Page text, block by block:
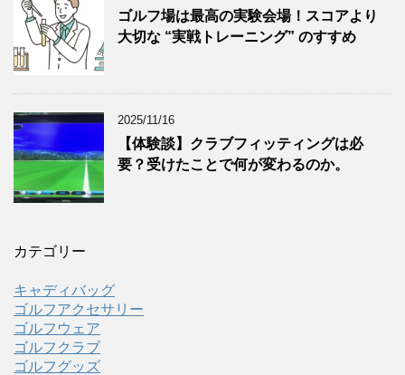
ゴルフ場は最高の実験会場！スコアより
大切な “実戦トレーニング” のすすめ
2025/11/16
【体験談】クラブフィッティングは必
要？受けたことで何が変わるのか。
カテゴリー
キャディバッグ
ゴルフアクセサリー
ゴルフウェア
ゴルフクラブ
ゴルフグッズ